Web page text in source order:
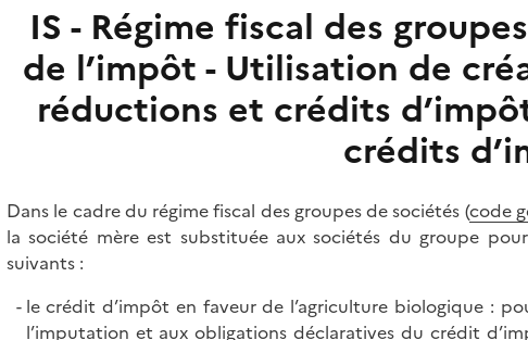
IS - Régime fiscal des
de l’impôt - Utilisation de
réductions et crédits
crédits
Dans le cadre du régime fiscal des groupes de sociétés (code
la société mère est substituée aux sociétés du groupe
suivants :
le crédit d’impôt en faveur de l’agriculture biologique :
l’imputation et aux obligations déclaratives du crédit